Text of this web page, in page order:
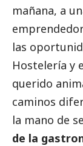
mañana, a
las
Hostelería y
querido
caminos
la mano de
de la